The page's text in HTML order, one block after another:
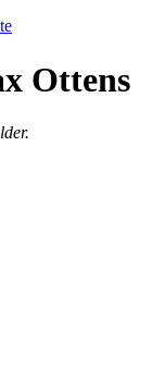
Ottens